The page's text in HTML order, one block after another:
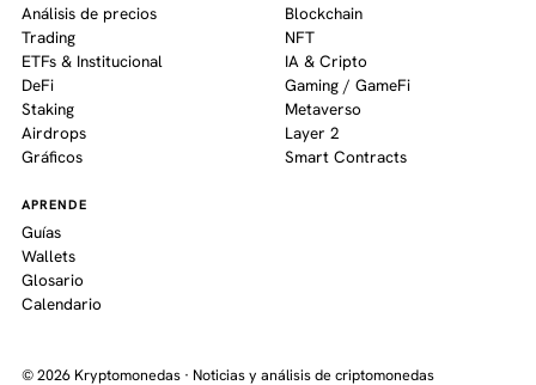
Análisis de precios
Trading
ETFs & Institucional
DeFi
Staking
Airdrops
Gráficos
Blockchain
NFT
IA & Cripto
Gaming / GameFi
Metaverso
Layer 2
Smart Contracts
APRENDE
Guías
Wallets
Glosario
Calendario
© 2026 Kryptomonedas · Noticias y análisis de criptomonedas